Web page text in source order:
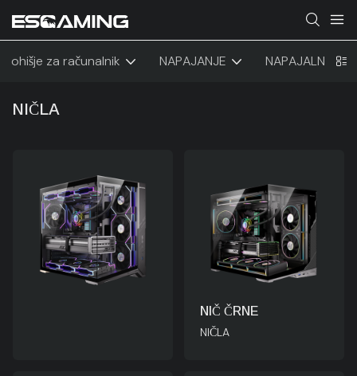
ohišje za računalnik NAPAJANJE NAPAJALNIK
NIČLA
NIČ ČRNE
NIČLA